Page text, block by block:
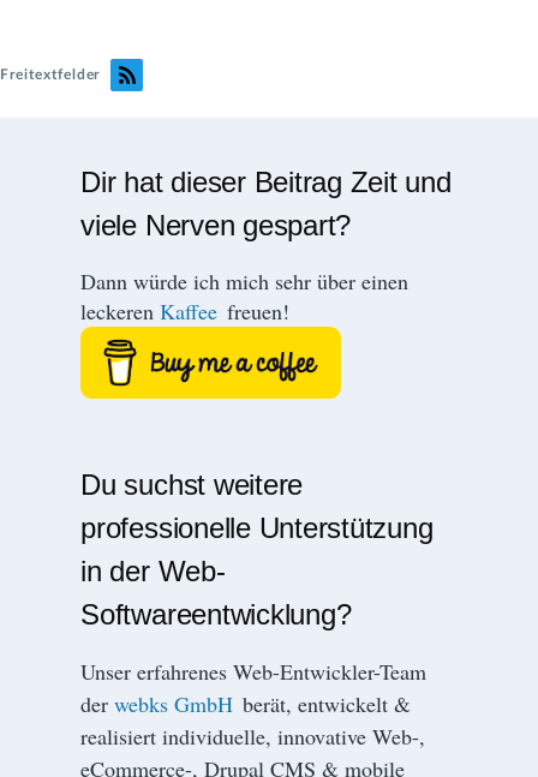
Freitextfelder
Dir hat dieser Beitrag Zeit und
viele Nerven gespart?
Dann würde ich mich sehr über einen
leckerenKaffee freuen!
Du suchst weitere
professionelle Unterstützung
in der Web-
Softwareentwicklung?
Unser erfahrenes Web-Entwickler-Team
derwebks GmbH berät, entwickelt &
realisiert individuelle, innovative Web-,
eCommerce-, Drupal CMS & mobile